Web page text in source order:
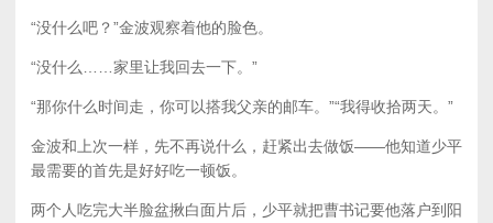
“没什么吧？”金波观察着他的脸色。
“没什么……家里让我回去一下。”
“那你什么时间走，你可以搭我父亲的邮车。”“我得收拾两天。”
金波和上次一样，先不再说什么，赶紧出去做饭——他知道少平
最需要的首先是好好吃一顿饭。
两个人吃完大半脸盆揪白面片后，少平就把曹书记要他落户到阳